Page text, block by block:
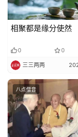
相聚都是缘分使然
0 0
三三两两
八点僧音